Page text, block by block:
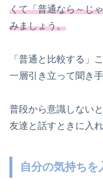
くて「普通なら～じ
みましょう。
「普通と比較する」
一層引き立って聞き
普段から意識しない
友達と話すときに入
自分の気持ちを